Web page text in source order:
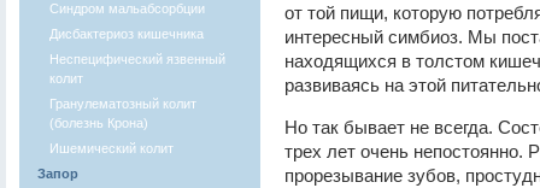
Синдром мальабсорбции
Дисбактериоз кишечника
Неспецифический язвенный
колит
Гранулематозный колит
(болезнь Крона)
Ишемический колит
Запор
от той пищи, которую
интересный симбиоз. Мы
находящихся в толстом
развиваясь на этой
Но так бывает не всегда.
трех лет очень непостоянно.
прорезывание зубов,